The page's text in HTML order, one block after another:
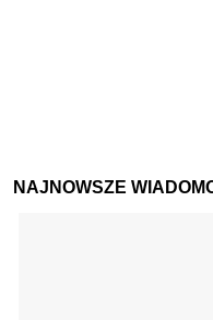
NAJNOWSZE